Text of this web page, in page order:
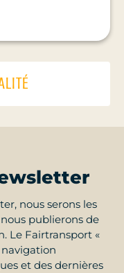
nous serons les
publierons de
Le Fairtransport «
et des dernières